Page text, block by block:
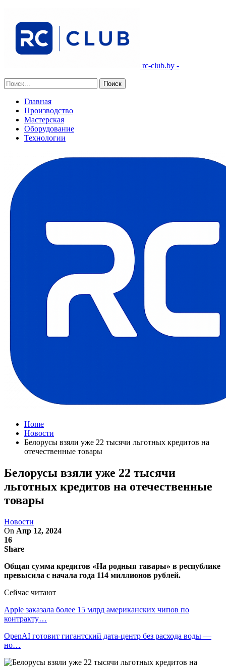
rc-club.by -
Главная
Производство
Мастерская
Оборудование
Технологии
Home
Новости
Белорусы взяли уже 22 тысячи льготных кредитов на
отечественные товары
Белорусы взяли уже 22 тысячи
льготных кредитов на отечественные
товары
Новости
On Апр 12, 2024
16
Share
Общая сумма кредитов «На родныя тавары» в республике
превысила с начала года 114 миллионов рублей.
Сейчас читают
Apple заказала более 15 млрд американских чипов по
контракту…
OpenAI готовит гигантский дата-центр без расхода воды —
но…